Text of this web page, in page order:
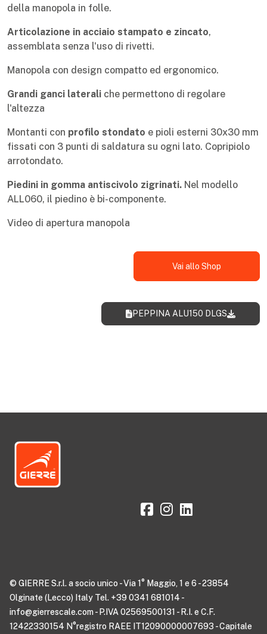
della manopola in folle.
Articolazione in acciaio stampato e zincato,
assemblata senza l'uso di rivetti.
Manopola con design compatto ed ergonomico.
Grandi ganci laterali che permettono di regolare
l'altezza
Montanti con profilo stondato e pioli esterni 30x30 mm
fissati con 3 punti di saldatura su ogni lato. Copripiolo
arrotondato.
Piedini in gomma antiscivolo zigrinati. Nel modello
ALL060, il piedino è bi-componente.
Video di apertura manopola
Vai allo Shop
PEPPINA ALU150 DLGS
© GIERRE S.r.l. a socio unico - Via 1° Maggio, 1 e 6 - 23854
Olginate (Lecco) Italy Tel. +39 0341 681014 -
info@gierrescale.com - P.IVA 02569500131 - R.I. e C.F.
12422330154 N°registro RAEE IT12090000007693 - Capitale